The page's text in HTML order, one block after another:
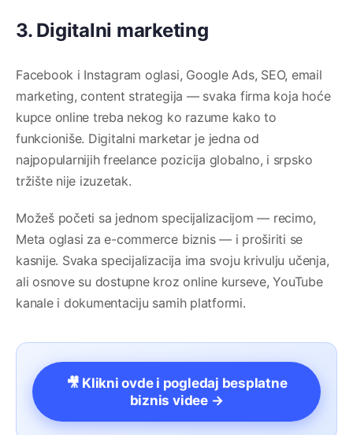
3. Digitalni marketing
Facebook i Instagram oglasi, Google Ads, SEO, email
marketing, content strategija — svaka firma koja hoće
kupce online treba nekog ko razume kako to
funkcioniše. Digitalni marketar je jedna od
najpopularnijih freelance pozicija globalno, i srpsko
tržište nije izuzetak.
Možeš početi sa jednom specijalizacijom — recimo,
Meta oglasi za e-commerce biznis — i proširiti se
kasnije. Svaka specijalizacija ima svoju krivulju učenja,
ali osnove su dostupne kroz online kurseve, YouTube
kanale i dokumentaciju samih platformi.
🎥 Klikni ovde i pogledaj besplatne
biznis videe →